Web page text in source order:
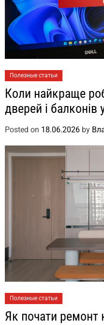
Полезные статьи
Коли найкраще
дверей і балконів
Posted on 18.06.2026 by
Полезные статьи
Як почати ремонт